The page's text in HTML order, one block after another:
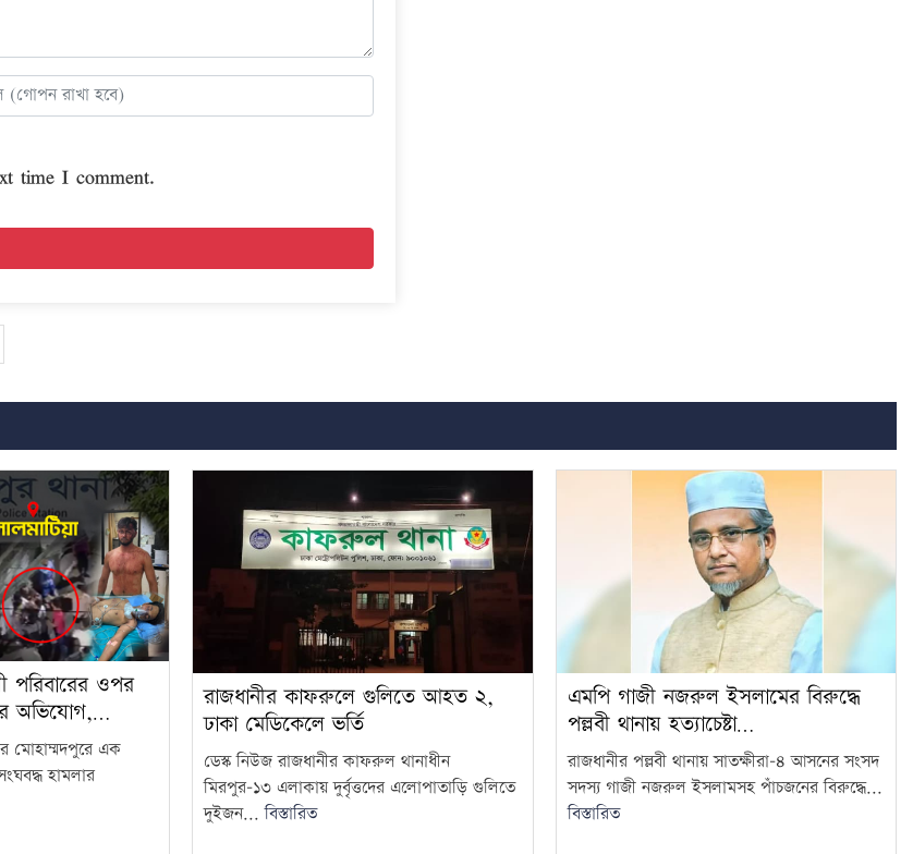
time I comment.
পরিবারের ওপর
অভিযোগ,…
মোহাম্মদপুরে এক
হামলার
রাজধানীর কাফরুলে গুলিতে আহত ২,
ঢাকা মেডিকেলে ভর্তি
ডেস্ক নিউজ রাজধানীর কাফরুল থানাধীন
মিরপুর-১৩ এলাকায় দুর্বৃত্তদের এলোপাতাড়ি গুলিতে
দুইজন...বিস্তারিত
এমপি গাজী নজরুল ইসলামের বিরুদ্ধে
পল্লবী থানায় হত্যাচেষ্টা…
রাজধানীর পল্লবী থানায় সাতক্ষীরা-৪ আসনের সংসদ
সদস্য গাজী নজরুল ইসলামসহ পাঁচজনের বিরুদ্ধে...
বিস্তারিত